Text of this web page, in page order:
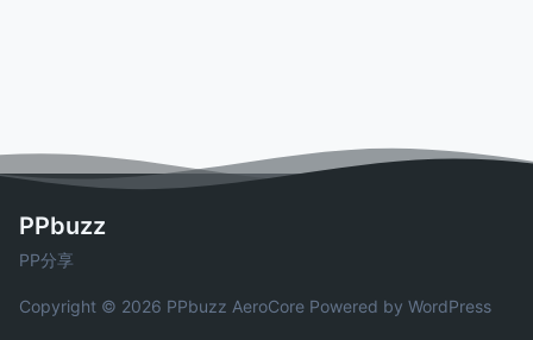
PPbuzz
PP分享
Copyright © 2026 PPbuzz AeroCore Powered by WordPress